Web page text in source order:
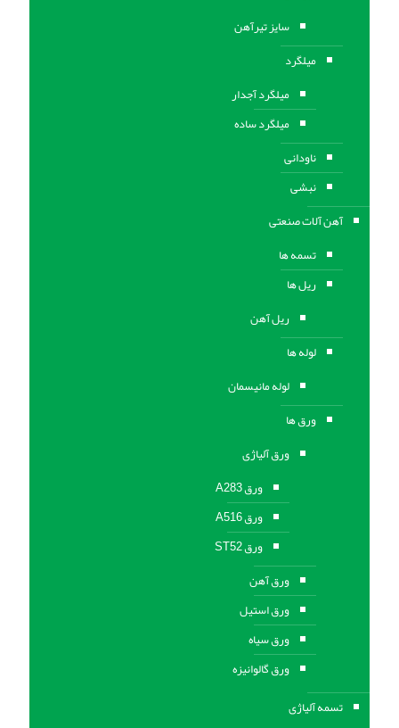
سایز تیرآهن
میلگرد
میلگرد آجدار
میلگرد ساده
ناودانی
نبشی
آهن آلات صنعتی
تسمه ها
ریل ها
ریل آهن
لوله ها
لوله مانیسمان
ورق ها
ورق آلیاژی
ورق A283
ورق A516
ورق ST52
ورق آهن
ورق استیل
ورق سیاه
ورق گالوانیزه
تسمه آلیاژی